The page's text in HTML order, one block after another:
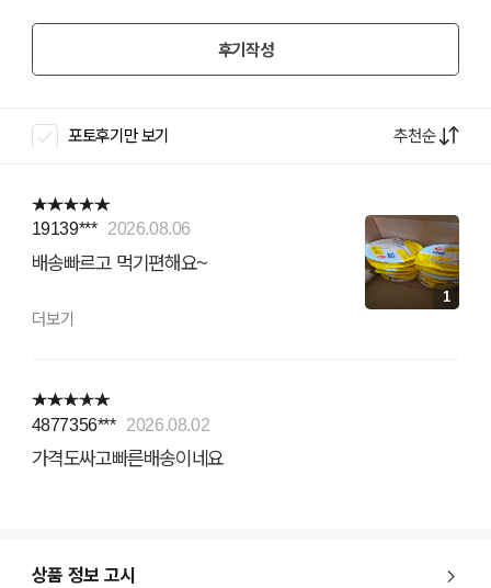
후기작성
포토후기만 보기 추천순
19139*** 2026.08.06
배송빠르고 먹기편해요~
더보기
1
4877356*** 2026.08.02
가격도싸고빠른배송이네요
상품 정보 고시